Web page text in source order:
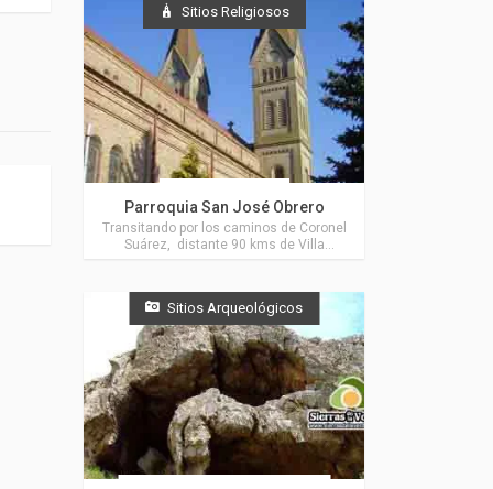
Sitios Religiosos
Parroquia San José Obrero
Transitando por los caminos de Coronel
Suárez, distante 90 kms de Villa
de la "Iglesia San José Obrero".
Sitios Arqueológicos